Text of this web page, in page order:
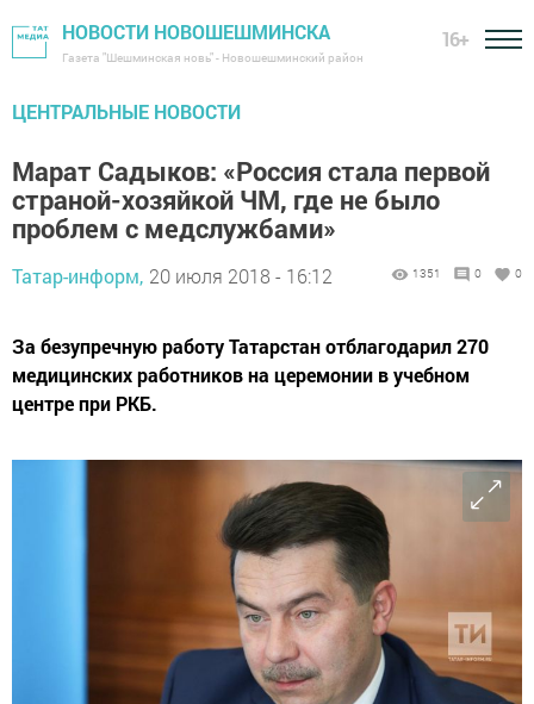
НОВОСТИ НОВОШЕШМИНСКА
Газета "Шешминская новь" - Новошешминский район
16+
ЦЕНТРАЛЬНЫЕ НОВОСТИ
Марат Садыков: «Россия стала первой
страной-хозяйкой ЧМ, где не было
проблем с медслужбами»
Татар-информ, 20 июля 2018 - 16:12 1351 0 0
За безупречную работу Татарстан отблагодарил 270
медицинских работников на церемонии в учебном
центре при РКБ.